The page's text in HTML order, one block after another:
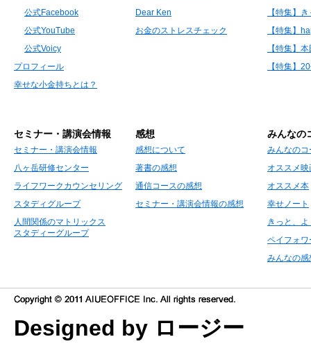
公式Facebook
公式YouTube
公式Voicy
プロフィール
幸せな小金持ちとは？
Dear Ken
お金のストレスチェック
【特集】
【特集】
【特集】
【特集】
セミナー・講演会情報
セミナー・講演会情報
八ヶ岳研修センター
ライフワークカウンセリング
スタディグループ
人間関係のマトリックス
スタディーグループ
感想
感想について
著書の感想
通信コースの感想
セミナー・講演会情報の感想
みんなの
みんなの
オススメ映
オススメ本
幸せノート
きっと、
ペイフォワ
みんなの感
Designed by ロージー